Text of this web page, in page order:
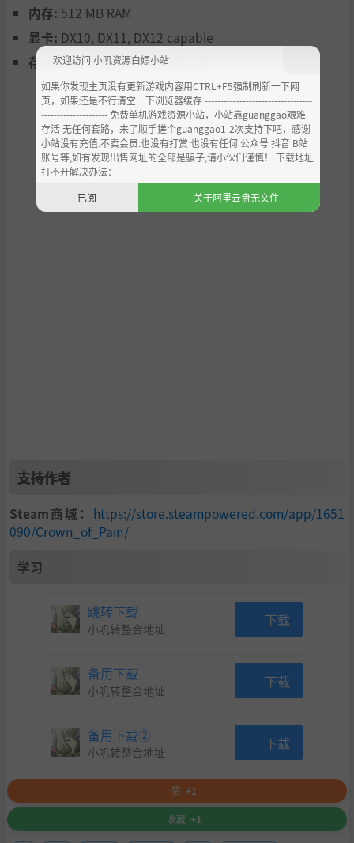
内存: 512 MB RAM
显卡: DX10, DX11, DX12 capable
存储空间:需要 100 MB 可用空间
支持作者
Steam商城： https://store.steampowered.com/app/1651
090/Crown_of_Pain/
学习
跳转下载
小叽转整合地址 下载
备用下载
小叽转整合地址 下载
备用下载②
小叽转整合地址 下载
赞 +1
收藏 +1
欢迎访问 小叽资源白嫖小站
如果你发现主页没有更新游戏内容用CTRL+F5强制刷新一下网
页，如果还是不行清空一下浏览器缓存 ----------------------------------
--------------------- 免费单机游戏资源小站，小站靠guanggao艰难
存活 无任何套路，来了顺手搓个guanggao1-2次支持下吧，感谢
小站没有充值.不卖会员.也没有打赏 也没有任何 公众号 抖音 B站
账号等,如有发现出售网址的全部是骗子,请小伙们谨慎！ 下载地址
打不开解决办法：
已阅
关于阿里云盘无文件